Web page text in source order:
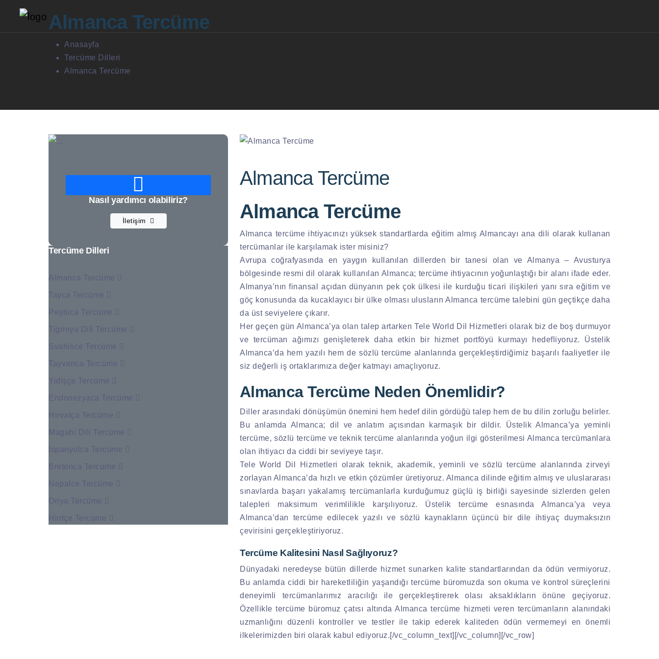
Almanca Tercüme
Anasayfa
Tercüme Dilleri
Almanca Tercüme
Nasıl yardımcı olabiliriz?
İletişim
Tercüme Dilleri
Almanca Tercüme
Tayca Tercüme
Peştuca Tercüme
Tigrinya Dili Tercüme
Svahilice Tercüme
Tayvanca Tercüme
Yidişçe Tercüme
Endonezyaca Tercüme
Hırvatça Tercüme
Magahi Dili Tercüme
İspanyolca Tercüme
Bretonca Tercüme
Nepalce Tercüme
Oriya Tercüme
Hintçe Tercüme
Almanca Tercüme
Almanca Tercüme
Almanca tercüme ihtiyacınızı yüksek standartlarda eğitim almış Almancayı ana dili olarak kullanan
tercümanlar ile karşılamak ister misiniz?
Avrupa coğrafyasında en yaygın kullanılan dillerden bir tanesi olan ve Almanya – Avusturya
bölgesinde resmi dil olarak kullanılan Almanca; tercüme ihtiyacının yoğunlaştığı bir alanı ifade eder.
Almanya’nın finansal açıdan dünyanın pek çok ülkesi ile kurduğu ticari ilişkileri yanı sıra eğitim ve
göç konusunda da kucaklayıcı bir ülke olması ulusların Almanca tercüme talebini gün geçtikçe daha
da üst seviyelere çıkarır.
Her geçen gün Almanca’ya olan talep artarken Tele World Dil Hizmetleri olarak biz de boş durmuyor
ve tercüman ağımızı genişleterek daha etkin bir hizmet portföyü kurmayı hedefliyoruz. Üstelik
Almanca’da hem yazılı hem de sözlü tercüme alanlarında gerçekleştirdiğimiz başarılı faaliyetler ile
siz değerli iş ortaklarımıza değer katmayı amaçlıyoruz.
Almanca Tercüme Neden Önemlidir?
Diller arasındaki dönüşümün önemini hem hedef dilin gördüğü talep hem de bu dilin zorluğu belirler.
Bu anlamda Almanca; dil ve anlatım açısından karmaşık bir dildir. Üstelik Almanca’ya yeminli
tercüme, sözlü tercüme ve teknik tercüme alanlarında yoğun ilgi gösterilmesi Almanca tercümanlara
olan ihtiyacı da ciddi bir seviyeye taşır.
Tele World Dil Hizmetleri olarak teknik, akademik, yeminli ve sözlü tercüme alanlarında zirveyi
zorlayan Almanca’da hızlı ve etkin çözümler üretiyoruz. Almanca dilinde eğitim almış ve uluslararası
sınavlarda başarı yakalamış tercümanlarla kurduğumuz güçlü iş birliği sayesinde sizlerden gelen
talepleri maksimum verimlilikle karşılıyoruz. Üstelik tercüme esnasında Almanca’ya veya
Almanca’dan tercüme edilecek yazılı ve sözlü kaynakların üçüncü bir dile ihtiyaç duymaksızın
çevirisini gerçekleştiriyoruz.
Tercüme Kalitesini Nasıl Sağlıyoruz?
Dünyadaki neredeyse bütün dillerde hizmet sunarken kalite standartlarından da ödün vermiyoruz.
Bu anlamda ciddi bir hareketliliğin yaşandığı tercüme büromuzda son okuma ve kontrol süreçlerini
deneyimli tercümanlarımız aracılığı ile gerçekleştirerek olası aksaklıkların önüne geçiyoruz.
Özellikle tercüme büromuz çatısı altında Almanca tercüme hizmeti veren tercümanların alanındaki
uzmanlığını düzenli kontroller ve testler ile takip ederek kaliteden ödün vermemeyi en önemli
ilkelerimizden biri olarak kabul ediyoruz.[/vc_column_text][/vc_column][/vc_row]